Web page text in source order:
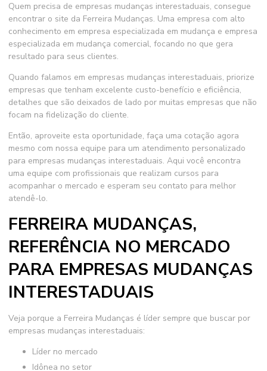
Quem precisa de empresas mudanças interestaduais, consegue
encontrar o site da Ferreira Mudanças. Uma empresa com alto
conhecimento em empresa especializada em mudança e empresa
especializada em mudança comercial, focando no que gera
resultado para seus clientes.
Quando falamos em empresas mudanças interestaduais, priorize
empresas que tenham excelente custo-benefício e eficiência,
detalhes que são deixados de lado por muitas empresas que não
focam na fidelização do cliente.
Então, aproveite esta oportunidade, faça uma cotação agora
mesmo com nossa equipe para um atendimento personalizado
para empresas mudanças interestaduais. Aqui você encontra
uma equipe com profissionais que realizam cursos para
acompanhar o mercado e esperam seu contato para melhor
atendê-lo.
FERREIRA MUDANÇAS,
REFERÊNCIA NO MERCADO
PARA EMPRESAS MUDANÇAS
INTERESTADUAIS
Veja porque a Ferreira Mudanças é líder sempre que buscar por
empresas mudanças interestaduais:
líder no mercado
idônea no setor